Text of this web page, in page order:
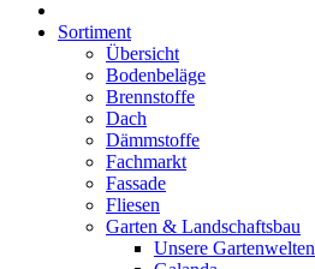
Sortiment
Übersicht
Bodenbeläge
Brennstoffe
Dach
Dämmstoffe
Fachmarkt
Fassade
Fliesen
Garten & Landschaftsbau
Unsere Gartenwelten